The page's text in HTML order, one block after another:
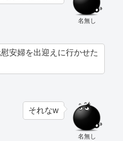
名無し
安婦を出迎えに行かせた
名無し
それなw